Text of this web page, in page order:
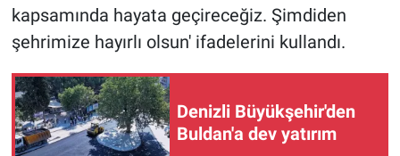
kapsamında hayata geçireceğiz. Şimdiden
şehrimize hayırlı olsun' ifadelerini kullandı.
Denizli Büyükşehir'den
Buldan'a dev yatırım